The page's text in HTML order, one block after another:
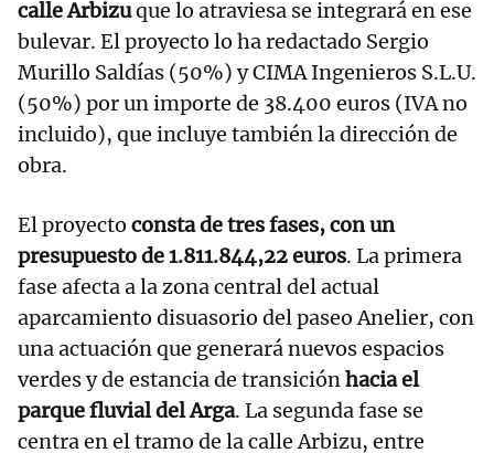
calle Arbizuque lo atraviesa se integrará en ese
bulevar. El proyecto lo ha redactado Sergio
Murillo Saldías (50%) y CIMA Ingenieros S.L.U.
(50%) por un importe de 38.400 euros (IVA no
incluido), que incluye también la dirección de
obra.
El proyecto consta de tres fases, con un
presupuesto de 1.811.844,22 euros. La primera
fase afecta a la zona central del actual
aparcamiento disuasorio del paseo Anelier, con
una actuación que generará nuevos espacios
verdes y de estancia de transiciónhacia el
parque fluvial del Arga. La segunda fase se
centra en el tramo de la calle Arbizu, entre